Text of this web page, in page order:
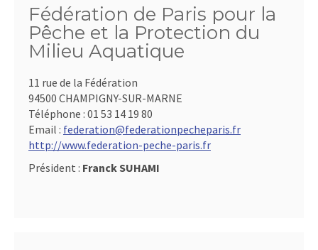
Fédération de Paris pour la
Pêche et la Protection du
Milieu Aquatique
11 rue de la Fédération
94500 CHAMPIGNY-SUR-MARNE
Téléphone : 01 53 14 19 80
Email : federation@federationpecheparis.fr
http://www.federation-peche-paris.fr
Président : Franck SUHAMI